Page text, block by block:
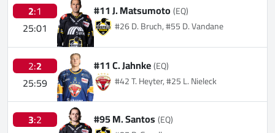
2:1
25:01
#11 J. Matsumoto(EQ)
#26 D. Bruch, #55 D. Vandane
2:2
25:59
#11 C. Jahnke(EQ)
#42 T. Heyter, #25 L. Nieleck
3:2
#95 M. Santos(EQ)